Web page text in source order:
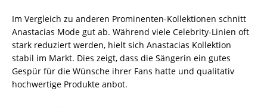
Im Vergleich zu anderen Prominenten-Kollektionen schnitt
Anastacias Mode gut ab. Während viele Celebrity-Linien oft
stark reduziert werden, hielt sich Anastacias Kollektion
stabil im Markt. Dies zeigt, dass die Sängerin ein gutes
Gespür für die Wünsche ihrer Fans hatte und qualitativ
hochwertige Produkte anbot.